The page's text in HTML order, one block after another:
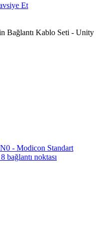
Et
Bağlantı Kablo Seti - Unity
- Modicon Standart
bağlantı noktası